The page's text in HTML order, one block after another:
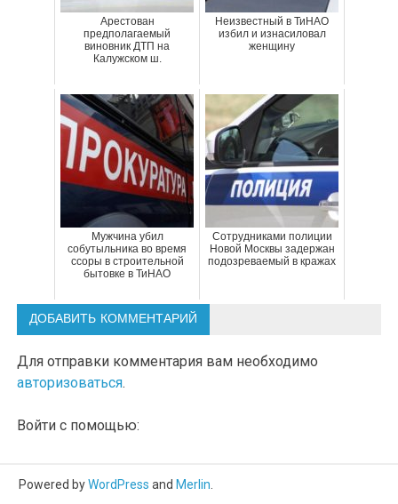
Арестован
предполагаемый
виновник ДТП на
Калужском ш.
Неизвестный в ТиНАО
избил и изнасиловал
женщину
Мужчина убил
собутыльника во время
ссоры в строительной
бытовке в ТиНАО
Сотрудниками полиции
Новой Москвы задержан
подозреваемый в кражах
ДОБАВИТЬ КОММЕНТАРИЙ
Для отправки комментария вам необходимо
авторизоваться.
Войти с помощью:
Powered byWordPress and Merlin